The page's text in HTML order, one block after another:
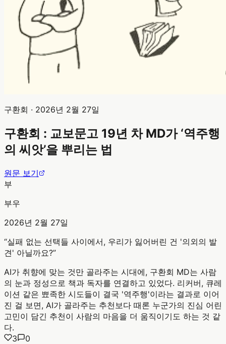
구환회 · 2026년 2월 27일
구환회 : 교보문고 19년 차 MD가 ‘역주행
의 씨앗’을 뿌리는 법
원문 보기
부
부우
2026년 2월 27일
“실패 없는 선택들 사이에서, 우리가 잃어버린 건 '의외의 발
견' 아닐까요?”
AI가 취향에 맞는 것만 골라주는 시대에, 구환회 MD는 사람
의 눈과 정성으로 책과 독자를 연결하고 있었다. 리커버, 큐레
이션 같은 뾰족한 시도들이 결국 '역주행'이라는 결과로 이어
진 걸 보면, AI가 골라주는 추천보다 때론 누군가의 진심 어린
고민이 담긴 추천이 사람의 마음을 더 움직이기도 하는 것 같
다.
3
0